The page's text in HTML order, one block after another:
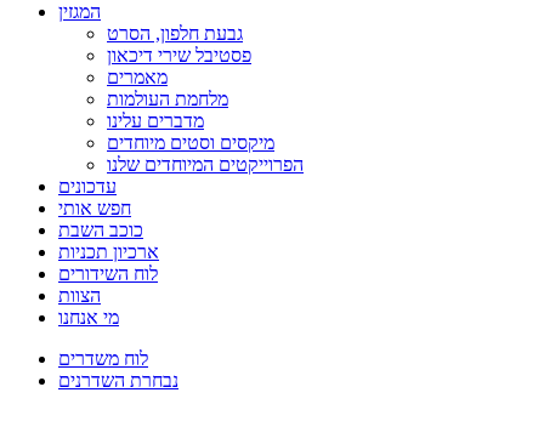
המגזין
גבעת חלפון, הסרט
פסטיבל שירי דיכאון
מאמרים
מלחמת העולמות
מדברים עלינו
מיקסים וסטים מיוחדים
הפרוייקטים המיוחדים שלנו
עדכונים
חפש אותי
כוכב השבת
ארכיון תכניות
לוח השידורים
הצוות
מי אנחנו
לוח משדרים
נבחרת השדרנים